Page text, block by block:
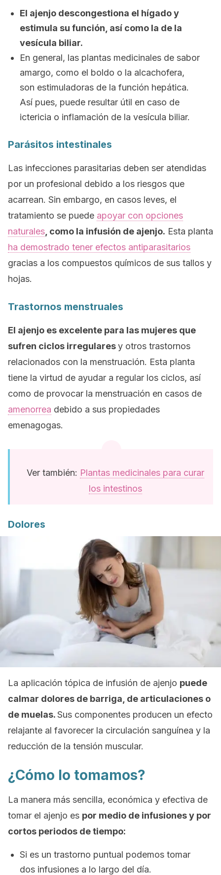
El ajenjo descongestiona el hígado y
estimula su función, así como la de la
vesícula biliar.
En general, las plantas medicinales de sabor
amargo, como el boldo o la alcachofera,
son estimuladoras de la función hepática.
Así pues, puede resultar útil en caso de
ictericia o inflamación de la vesícula biliar.
Parásitos intestinales
Las infecciones parasitarias deben ser atendidas
por un profesional debido a los riesgos que
acarrean. Sin embargo, en casos leves, el
tratamiento se puede apoyar con opciones
naturales , como la infusión de ajenjo. Esta planta
ha demostrado tener efectos antiparasitarios
gracias a los compuestos químicos de sus tallos y
hojas.
Trastornos menstruales
El ajenjo es excelente para las mujeres que
sufren ciclos irregularesy otros trastornos
relacionados con la menstruación. Esta planta
tiene la virtud de ayudar a regular los ciclos, así
como de provocar la menstruación en casos de
amenorrea debido a sus propiedades
emenagogas.
Ver también: Plantas medicinales para curar
los intestinos
Dolores
La aplicación tópica de infusión de ajenjo puede
calmar dolores de barriga, de articulaciones o
de muelas.Sus componentes producen un efecto
relajante al favorecer la circulación sanguínea y la
reducción de la tensión muscular.
¿Cómo lo tomamos?
La manera más sencilla, económica y efectiva de
tomar el ajenjo es por medio de infusiones y por
cortos periodos de tiempo:
Si es un trastorno puntual podemos tomar
dos infusiones a lo largo del día.